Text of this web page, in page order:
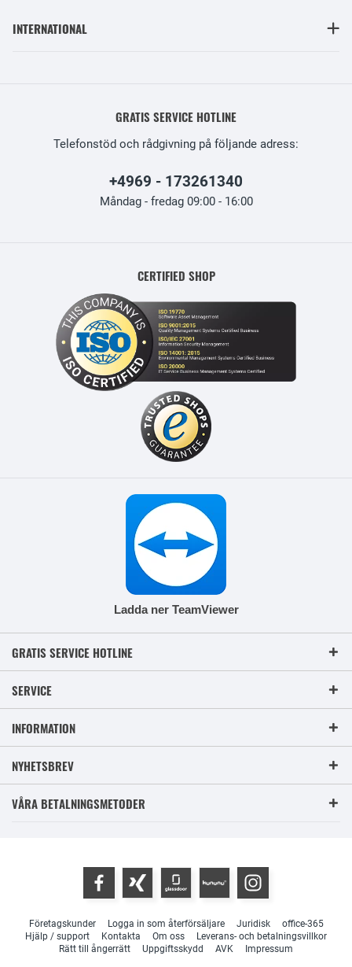
INTERNATIONAL
GRATIS SERVICE HOTLINE
Telefonstöd och rådgivning på följande adress:
+4969 - 173261340
Måndag - fredag 09:00 - 16:00
CERTIFIED SHOP
Ladda ner TeamViewer
GRATIS SERVICE HOTLINE
SERVICE
INFORMATION
NYHETSBREV
VÅRA BETALNINGSMETODER
Företagskunder Logga in som återförsäljare Juridisk
office-365
Hjälp / support
Kontakta Om oss
Leverans- och betalningsvillkor
Rätt till ångerrätt
Uppgiftsskydd AVK Impressum